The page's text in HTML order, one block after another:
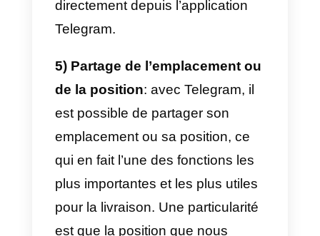
d’applications de messagerie
telles que Telegram.
Pour toutes ces raisons, nous
allons vous montrer comment
parti de Telegram pour la
fonctionnalités ou utilisations: